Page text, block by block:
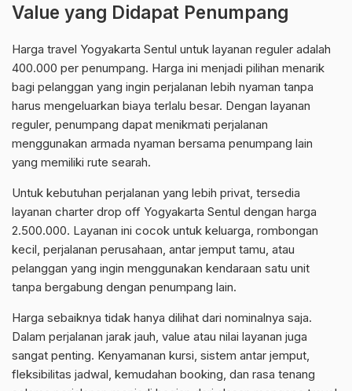
Value yang Didapat Penumpang
Harga travel Yogyakarta Sentul untuk layanan reguler adalah
400.000 per penumpang. Harga ini menjadi pilihan menarik
bagi pelanggan yang ingin perjalanan lebih nyaman tanpa
harus mengeluarkan biaya terlalu besar. Dengan layanan
reguler, penumpang dapat menikmati perjalanan
menggunakan armada nyaman bersama penumpang lain
yang memiliki rute searah.
Untuk kebutuhan perjalanan yang lebih privat, tersedia
layanan charter drop off Yogyakarta Sentul dengan harga
2.500.000. Layanan ini cocok untuk keluarga, rombongan
kecil, perjalanan perusahaan, antar jemput tamu, atau
pelanggan yang ingin menggunakan kendaraan satu unit
tanpa bergabung dengan penumpang lain.
Harga sebaiknya tidak hanya dilihat dari nominalnya saja.
Dalam perjalanan jarak jauh, value atau nilai layanan juga
sangat penting. Kenyamanan kursi, sistem antar jemput,
fleksibilitas jadwal, kemudahan booking, dan rasa tenang